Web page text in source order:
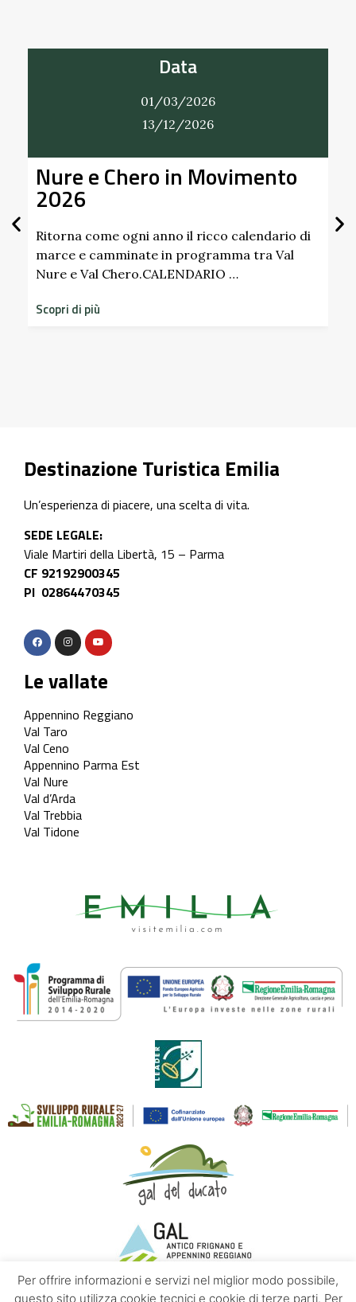
in Movimento
ogni anno il ricco calendario di
in programma tra Val
…
Alla
Scipione
Pallavicino
Scopri i profumi
Destinazione Turistica Emilia
Un’esperienza di piacere, una scelta di vita.
SEDE LEGALE:
Viale Martiri della Libertà, 15 – Parma
CF 92192900345
PI 02864470345
Le vallate
Appennino Reggiano
Val Taro
Val Ceno
Appennino Parma Est
Val Nure
Val d’Arda
Val Trebbia
Val Tidone
Per offrire informazioni e servizi nel miglior modo possibile,
questo sito utilizza cookie tecnici e cookie di terze parti. Per